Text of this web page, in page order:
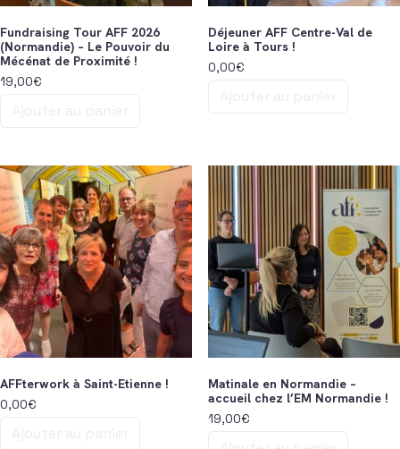
Fundraising Tour AFF 2026
(Normandie) – Le Pouvoir du
Mécénat de Proximité !
19,00€
Déjeuner AFF Centre-Val de
Loire à Tours !
0,00€
AFFterwork à Saint-Etienne !
0,00€
Matinale en Normandie –
accueil chez l’EM Normandie !
19,00€